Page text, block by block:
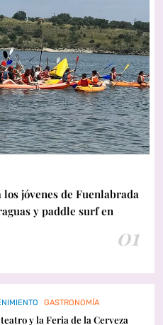
jóvenes de Fuenlabrada
y paddle surf en
01
GASTRONOMÍA
y la Feria de la Cerveza